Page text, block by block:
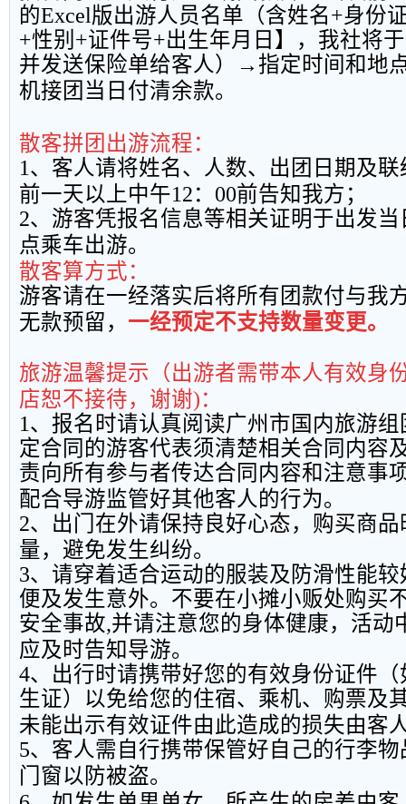
的Excel版出游人员名单（含姓名+身份
+性别 +证件号+出生年月日】，我社将
并发送保险单给客人）→指定时间和地
机接团当日付清余款。
散客拼团出游流程：
1、客人请将姓名、人数、出团日期及
前一天以上中午12： 00前告知我方；
2、游客凭报名信息等相关证明于出发
点乘车出游。
散客算方式：
游客请在一经落实后将所有团款付与我
无款预留， 一经预定不支持数量变更。
旅游温馨提示（出游者需带本人有效身
店恕不接待，谢谢)：
1、报名时请认真阅读广州市国内旅游
定合同的游客代表须清楚相关合同内容
责向所有参与者传达合同内容和注意事
配合导游监管好其他客人的行为。
2、出门在外请保持良好心态，购买商
量，避免发生纠纷。
3、请穿着适合运动的服装及防滑性能
便及发生意外。不要在小摊小贩处购买
安全事故,并请注意您的身体健康，活动
应及时告知导游。
4、出行时请携带好您的有效身份证件
生证）以免给您的住宿、乘机、购票及
未能出示有效证件由此造成的损失由客
5、客人需自行携带保管好自己的行李
门窗以防被盗。